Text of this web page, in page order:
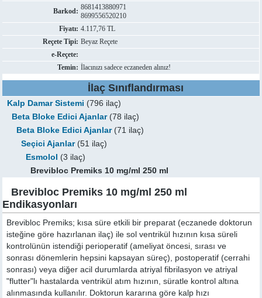
Barkod: 8681413880971
8699556520210
Fiyatı: 4.117,76 TL
Reçete Tipi: Beyaz Reçete
e-Reçete:
Temin: İlacınızı sadece eczaneden alınız!
İlaç Sınıflandırması
Kalp Damar Sistemi (796 ilaç)
Beta Bloke Edici Ajanlar(78 ilaç)
Beta Bloke Edici Ajanlar(71 ilaç)
Seçici Ajanlar(51 ilaç)
Esmolol
(3 ilaç)
Brevibloc Premiks 10 mg/ml 250 ml
Brevibloc Premiks 10 mg/ml 250 ml
Endikasyonları
Brevibloc Premiks; kısa süre etkili bir preparat (eczanede doktorun
isteğine göre hazırlanan ilaç) ile sol ventrikül hızının kısa süreli
kontrolünün istendiği perioperatif (ameliyat öncesi, sırası ve
sonrası dönemlerin hepsini kapsayan süreç), postoperatif (cerrahi
sonrası) veya diğer acil durumlarda atriyal fibrilasyon ve atriyal
"flutter"lı hastalarda ventrikül atım hızının, süratle kontrol altına
alınmasında kullanılır. Doktorun kararına göre kalp hızı